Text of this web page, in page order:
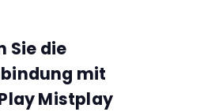
Sie die
mit
Mistplay